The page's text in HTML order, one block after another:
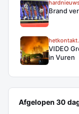
Brand
VIDEO
in Vuren
Afgelopen 30